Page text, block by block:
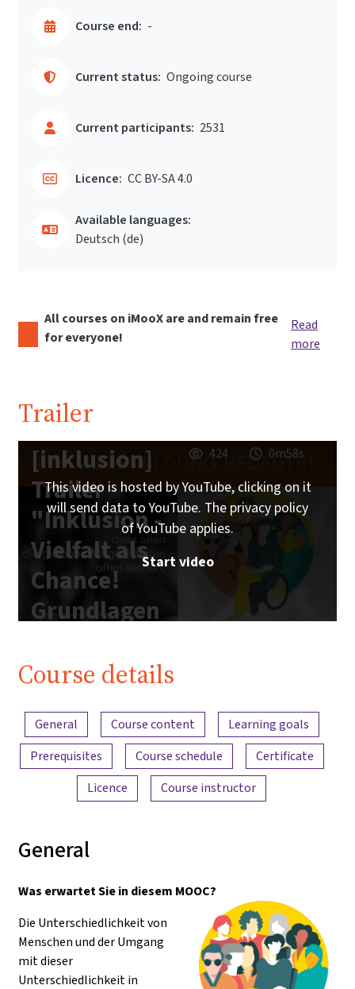
Course end: -
Current status: Ongoing course
Current participants: 2531
Licence: CC BY-SA 4.0
Available languages:
Deutsch ‎(de)‎
All courses on iMooX are and remain free
for everyone!
Read
more
Trailer
[inklusion]
Trailer
"Inklusion -
Vielfalt als
Chance!
Grundlagen
Pädagogik"
424 0m58s
This video is hosted by YouTube, clicking on it
will send data to YouTube. The privacy policy
of YouTube applies.
Start video
Course details
Content overview
General Course content
Learning goals
Prerequisites
Course schedule
Certificate
Licence
Course instructor
General
Was erwartet Sie in diesem MOOC?
Die Unterschiedlichkeit von
Menschen und der Umgang
mit dieser
Unterschiedlichkeit in